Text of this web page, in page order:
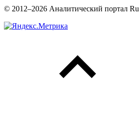
© 2012–2026 Аналитический портал